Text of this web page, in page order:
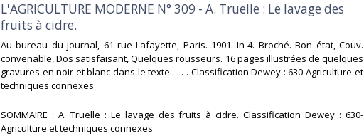
‎L'AGRICULTURE MODERNE N° 309 - A. Truelle : Le lavage des
fruits à cidre. ‎
‎Au bureau du journal, 61 rue Lafayette, Paris. 1901. In-4. Broché. Bon état, Couv.
convenable, Dos satisfaisant, Quelques rousseurs. 16 pages illustrées de quelques
gravures en noir et blanc dans le texte.. . . . Classification Dewey : 630-Agriculture et
techniques connexes‎
‎SOMMAIRE : A. Truelle : Le lavage des fruits à cidre. Classification Dewey : 630-
Agriculture et techniques connexes‎